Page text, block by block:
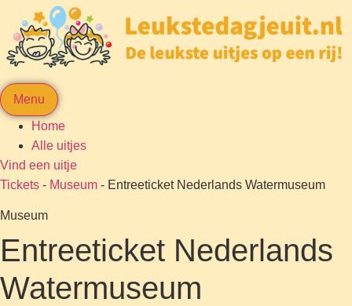
Menu
Home
Alle uitjes
Vind een uitje
Tickets - Museum - Entreeticket Nederlands Watermuseum
Museum
Entreeticket Nederlands
Watermuseum